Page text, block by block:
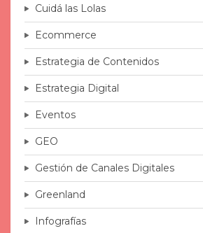
Cuidá las Lolas
Ecommerce
Estrategia de Contenidos
Estrategia Digital
Eventos
GEO
Gestión de Canales Digitales
Greenland
Infografías